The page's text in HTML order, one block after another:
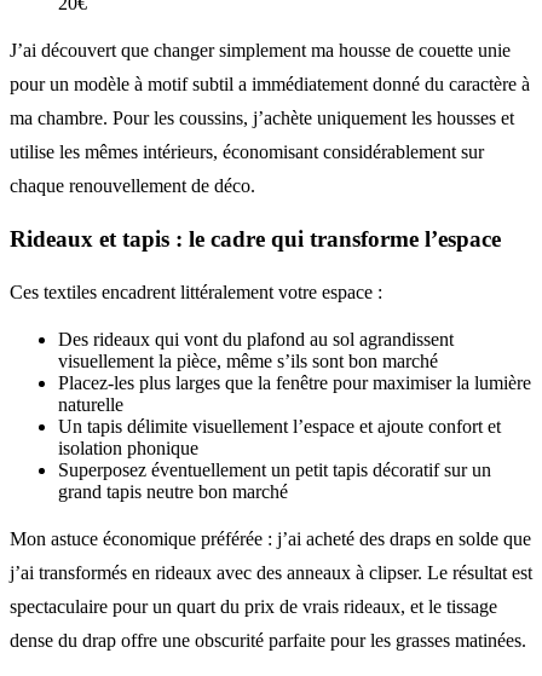
J’ai découvert que changer simplement ma housse de couette unie
pour un modèle à motif subtil a immédiatement donné du caractère à
ma chambre. Pour les coussins, j’achète uniquement les housses et
utilise les mêmes intérieurs, économisant considérablement sur
chaque renouvellement de déco.
Rideaux et tapis : le cadre qui transforme l’espace
Ces textiles encadrent littéralement votre espace :
Des rideaux qui vont du plafond au sol agrandissent
visuellement la pièce, même s’ils sont bon marché
Placez-les plus larges que la fenêtre pour maximiser la lumière
naturelle
Un tapis délimite visuellement l’espace et ajoute confort et
isolation phonique
Superposez éventuellement un petit tapis décoratif sur un
grand tapis neutre bon marché
Mon astuce économique préférée : j’ai acheté des draps en solde que
j’ai transformés en rideaux avec des anneaux à clipser. Le résultat est
spectaculaire pour un quart du prix de vrais rideaux, et le tissage
dense du drap offre une obscurité parfaite pour les grasses matinées.